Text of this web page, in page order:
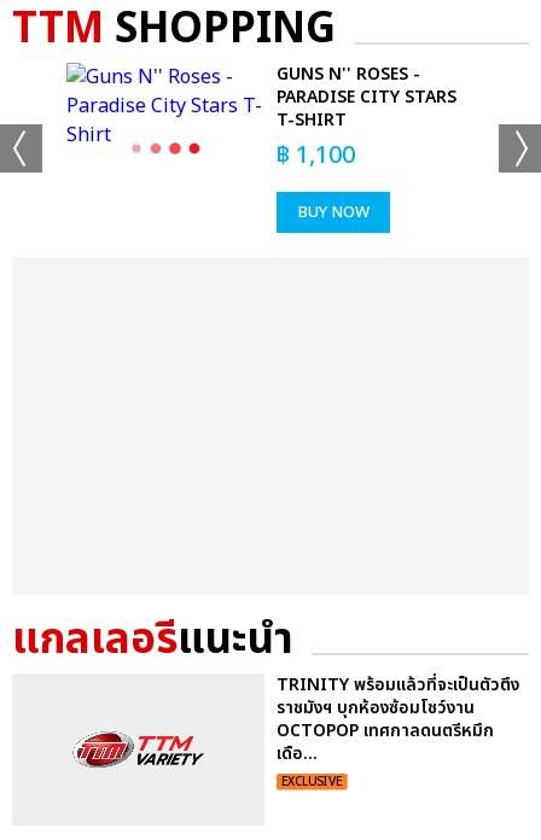
TTM SHOPPING
GUNS N'' ROSES -
PARADISE CITY STARS
T-SHIRT
฿ 1,100
BUY NOW
แกลเลอรีแนะนำ
TRINITY พร้อมแล้วที่จะเป็นตัวตึง
ราชมังฯ บุกห้องซ้อมโชว์งาน
OCTOPOP เทศกาลดนตรีหมึก
เดือ...
EXCLUSIVE